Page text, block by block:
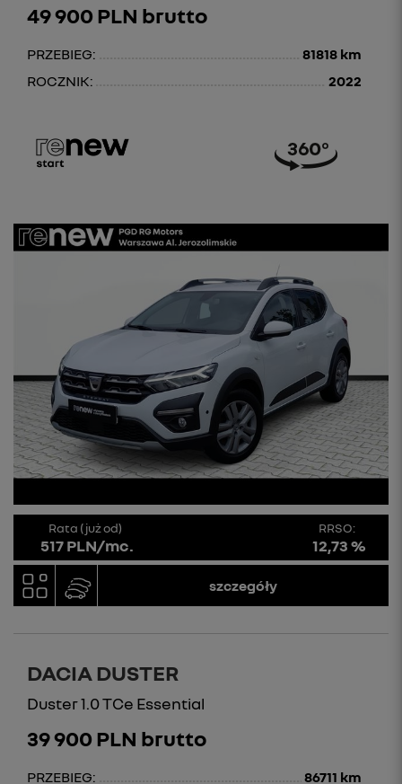
49 900 PLN brutto
PRZEBIEG:
81818 km
ROCZNIK:
2022
Rata (już od)
517 PLN/mc.
RRSO:
12,73 %
szczegóły
DACIA DUSTER
Duster 1.0 TCe Essential
39 900 PLN brutto
PRZEBIEG:
86711 km